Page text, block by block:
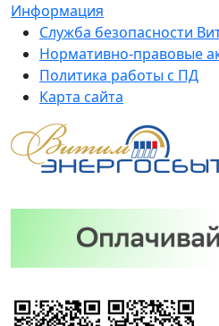
Информация
Служба безопасности
Нормативно-правовые
Политика работы с ПД
Карта сайта